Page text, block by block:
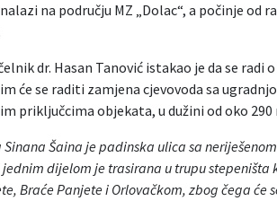
na području MZ „Dolac“, a počinje od
dr. Hasan Tanović istakao je da se
će se raditi zamjena cjevovoda sa
priključcima objekata, u dužini od oko 290
Sinana Šaina je padinska ulica sa
dijelom je trasirana u trupu stepeništa
Braće Panjete i Orlovačkom, zbog čega će